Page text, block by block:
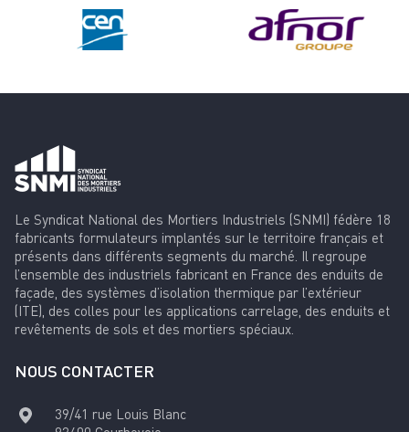
Le Syndicat National des Mortiers Industriels (SNMI) fédère 18
fabricants formulateurs implantés sur le territoire français et
présents dans différents segments du marché. Il regroupe
l’ensemble des industriels fabricant en France des enduits de
façade, des systèmes d’isolation thermique par l’extérieur
(ITE), des colles pour les applications carrelage, des enduits et
revêtements de sols et des mortiers spéciaux.
NOUS CONTACTER
39/41 rue Louis Blanc